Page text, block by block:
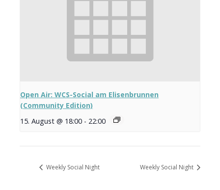
Open Air: WCS-Social am Elisenbrunnen
(Community Edition)
15. August @ 18:00 - 22:00
Weekly Social Night Weekly Social Night